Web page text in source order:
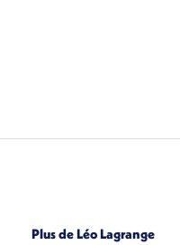
Plus de Léo Lagrange